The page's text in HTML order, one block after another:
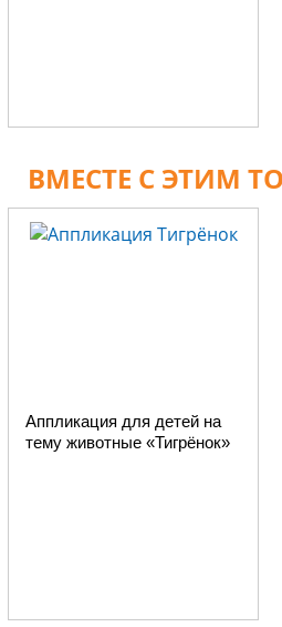
ВМЕСТЕ С ЭТИМ
Аппликация для детей на
тему животные «Тигрёнок»